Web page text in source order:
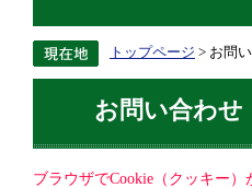
トップページ > お問
お問い合わせ
ブラウザでCookie（クッキー